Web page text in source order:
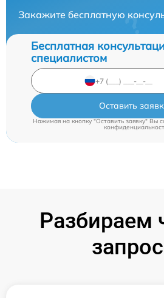
Закажите бесплатную
Бесплатная
специалистом
Оставить
Нажимая на кнопку "Оставить заявку" Вы
Разбираем